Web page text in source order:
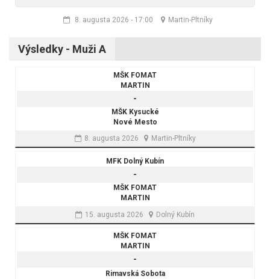
8. augusta 2026 - 17:00 Martin-Pltníky
Výsledky - Muži A
MŠK FOMAT
MARTIN
-
MŠK Kysucké
Nové Mesto
8. augusta 2026
Martin-Pltníky
MFK Dolný Kubín
-
MŠK FOMAT
MARTIN
15. augusta 2026
Dolný Kubín
MŠK FOMAT
MARTIN
-
Rimavská Sobota